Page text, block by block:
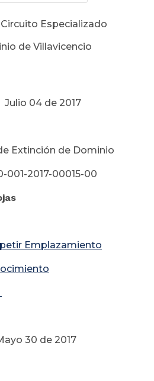
Especializado
de Villavicencio
2017
Extinción de Dominio
001-2017-00015-00
Emplazamiento
2017